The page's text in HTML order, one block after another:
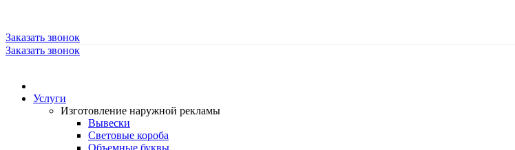
Заказать звонок
Заказать звонок
Услуги
Изготовление наружной рекламы
Вывески
Световые короба
Объемные буквы